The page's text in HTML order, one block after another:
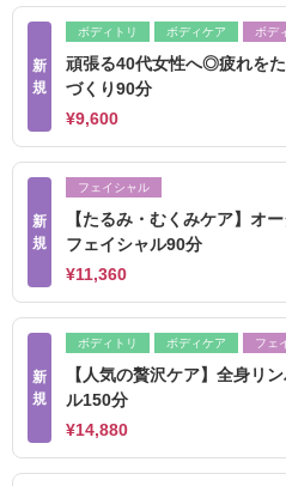
新
規
ボディトリ ボディケア ボデ
頑張る40代女性へ◎疲れを
づくり90分
¥9,600
新
規
フェイシャル
【たるみ・むくみケア】オ
フェイシャル90分
¥11,360
新
規
ボディトリ ボディケア フェ
【人気の贅沢ケア】全身リ
ル150分
¥14,880